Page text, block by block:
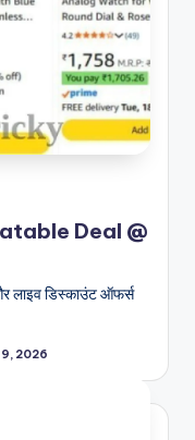
Deal @
लाइव डिस्काउंट ऑफर्स
2026